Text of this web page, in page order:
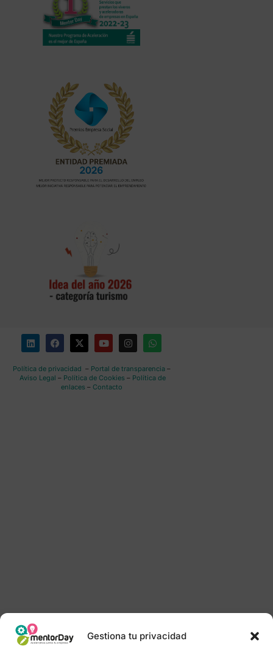
Gestiona tu privacidad
Política de privacidad – Portal de transparencia–
Aviso Legal – Política de Cookies – Política de
enlaces – Contacto